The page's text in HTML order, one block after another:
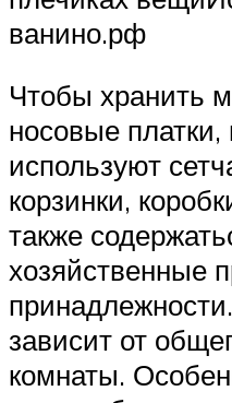
ванино.рф
Чтобы хранить
носовые
используют
корзинки,
также
хозяйственные
зависит от
комнаты.